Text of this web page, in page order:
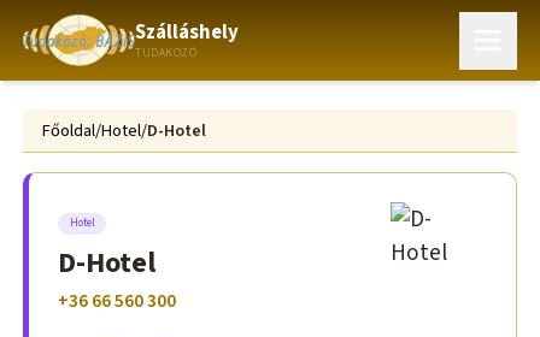
Szálláshely
TUDAKOZÓ
Főoldal/Hotel/D-Hotel
Hotel
D-Hotel
+36 66 560 300